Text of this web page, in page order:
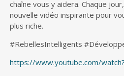
chaîne vous y aidera. Chaque
nouvelle vidéo inspirante pour
plus riche.
#RebellesIntelligents
https://www.youtube.com/